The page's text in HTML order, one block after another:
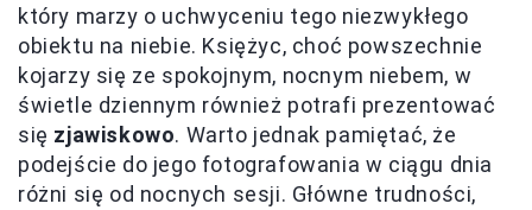
który marzy o uchwyceniu tego niezwykłego
obiektu na niebie. Księżyc, choć powszechnie
kojarzy się ze spokojnym, nocnym niebem, w
świetle dziennym również potrafi prezentować
się zjawiskowo. Warto jednak pamiętać, że
podejście do jego fotografowania w ciągu dnia
różni się od nocnych sesji. Główne trudności,